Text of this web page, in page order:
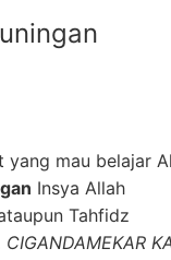
yang mau belajar Al
Insya Allah
Tahfidz